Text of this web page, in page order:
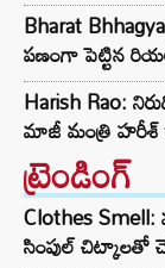
Bharat
పణంగా పెట్టిన
Harish Rao:
మాజీ మంత్రి హరీశ్
ట్రెండింగ్‌
Clothes
సింపుల్ చిట్కాలతో